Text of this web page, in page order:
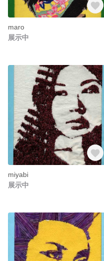
maro
展示中
miyabi
展示中